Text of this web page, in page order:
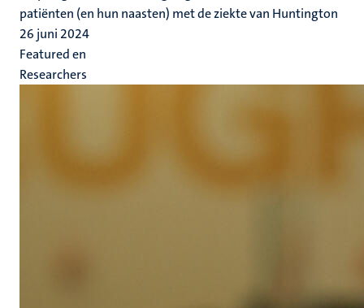
patiënten (en hun naasten) met de ziekte van Huntington
26 juni 2024
Featured en
Researchers